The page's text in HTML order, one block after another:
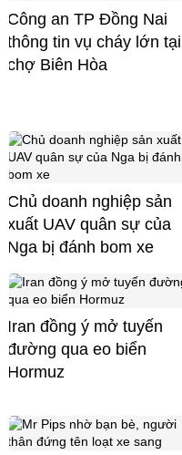
Công an TP Đồng Nai
thông tin vụ cháy lớn tại
chợ Biên Hòa
Chủ doanh nghiệp sản
xuất UAV quân sự của
Nga bị đánh bom xe
Iran đồng ý mở tuyến
đường qua eo biển
Hormuz